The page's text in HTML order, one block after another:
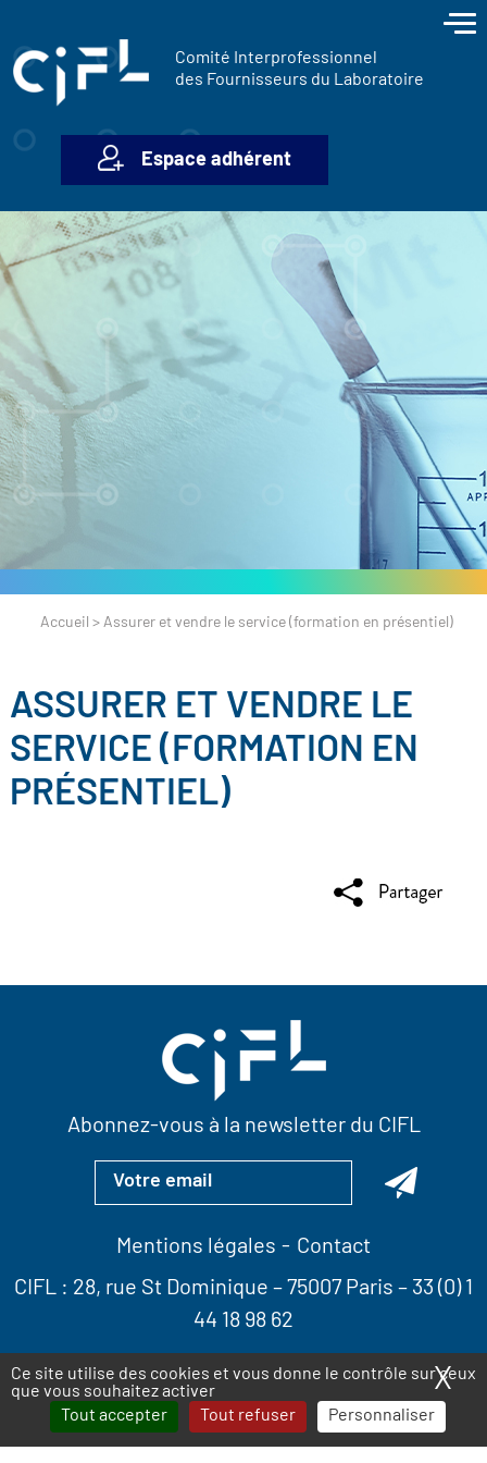
Ce site utilise des cookies et vous donne le contrôle sur ceux
que vous souhaitez activer
Tout accepter
Tout refuser Personnaliser
X
Comité Interprofessionnel
des Fournisseurs du Laboratoire
Espace adhérent
Accueil > Assurer et vendre le service (formation en présentiel)
ASSURER ET VENDRE LE
SERVICE (FORMATION EN
PRÉSENTIEL)
Abonnez-vous à la newsletter du CIFL
Mentions légales
Contact
CIFL : 28, rue St Dominique – 75007 Paris – 33 (0) 1
44 18 98 62